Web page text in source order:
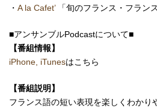
・ A la Cafet’「旬のフランス・フランス
■アンサンブルPodcastについて■
【番組情報】
iPhone, iTunesはこちら
【番組説明】
フランス語の短い表現を楽しくわかり